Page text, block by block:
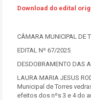
Download do edital
CÂMARA MUNICIPAL DE
EDITAL Nº 67/2025
DESDOBRAMENTO DAS
LAURA MARIA JESUS
Municipal de Torres
efeitos dos nºs 3 e 4 do